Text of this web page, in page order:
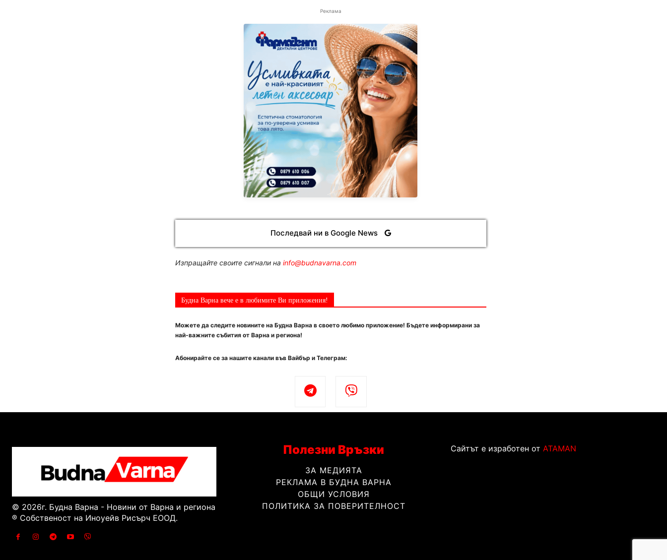
Реклама
Последвай ни в Google News
Изпращайте своите сигнали на info@budnavarna.com
Будна Варна вече е в любимите Ви приложения!
Можете да следите новините на Будна Варна в своето любимо приложение! Бъдете информирани за
най-важните събития от Варна и региона!
Абонирайте се за нашите канали във Вайбър и Телеграм:
© 2026г. Будна Варна - Новини от Варна и региона
® Собственост на Иноуейв Рисърч ЕООД.
Полезни Връзки
ЗА МЕДИЯТА
РЕКЛАМА В БУДНА ВАРНА
ОБЩИ УСЛОВИЯ
ПОЛИТИКА ЗА ПОВЕРИТЕЛНОСТ
Сайтът е изработен от ATAMAN